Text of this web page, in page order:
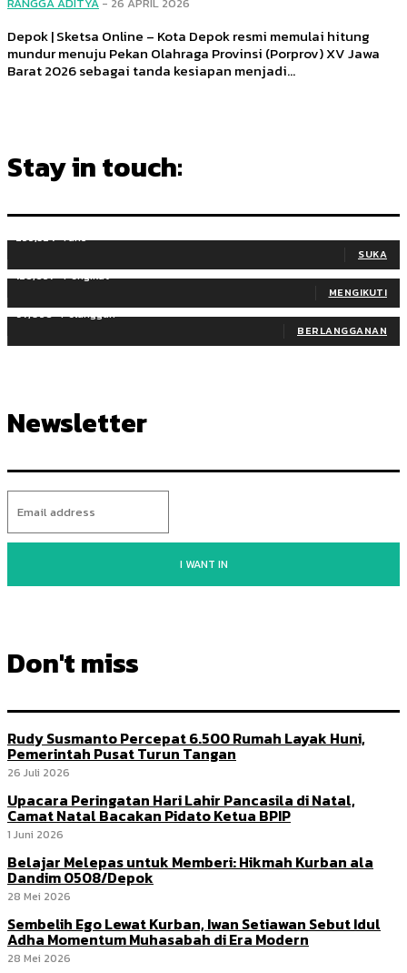
Depok | Sketsa Online – Kota Depok resmi memulai hitung
mundur menuju Pekan Olahraga Provinsi (Porprov) XV Jawa
Barat 2026 sebagai tanda kesiapan menjadi...
Stay in touch:
255,324 Fans
SUKA
128,657 Pengikut
MENGIKUTI
97,058 Pelanggan
BERLANGGANAN
Newsletter
I WANT IN
Don't miss
Rudy Susmanto Percepat 6.500 Rumah Layak Huni,
Pemerintah Pusat Turun Tangan
26 Juli 2026
Upacara Peringatan Hari Lahir Pancasila di Natal,
Camat Natal Bacakan Pidato Ketua BPIP
1 Juni 2026
Belajar Melepas untuk Memberi: Hikmah Kurban ala
Dandim 0508/Depok
28 Mei 2026
Sembelih Ego Lewat Kurban, Iwan Setiawan Sebut Idul
Adha Momentum Muhasabah di Era Modern
28 Mei 2026